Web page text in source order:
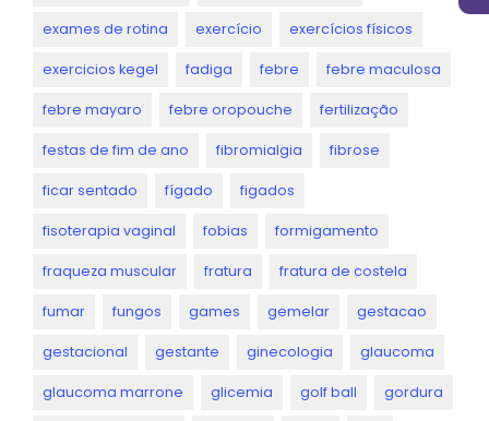
exames de rotina exercício exercícios físicos
exercicios kegel fadiga febre febre maculosa
febre mayaro febre oropouche fertilização
festas de fim de ano fibromialgia fibrose
ficar sentado fígado figados
fisoterapia vaginal fobias formigamento
fraqueza muscular fratura fratura de costela
fumar fungos games gemelar gestacao
gestacional gestante ginecologia glaucoma
glaucoma marrone glicemia golf ball gordura